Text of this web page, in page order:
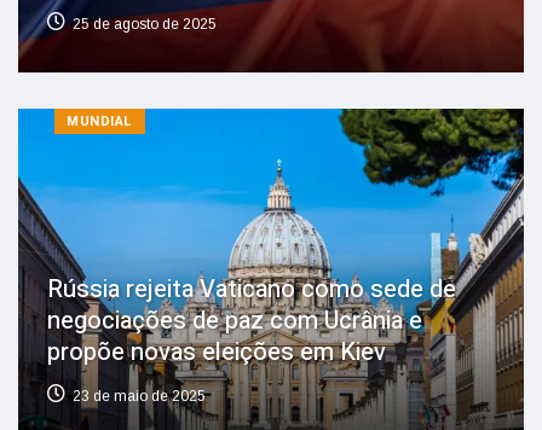
25 de agosto de 2025
MUNDIAL
Rússia rejeita Vaticano como sede de
negociações de paz com Ucrânia e
propõe novas eleições em Kiev
23 de maio de 2025